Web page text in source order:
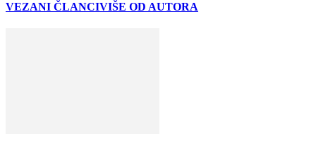
VEZANI ČLANCIVIŠE OD AUTORA